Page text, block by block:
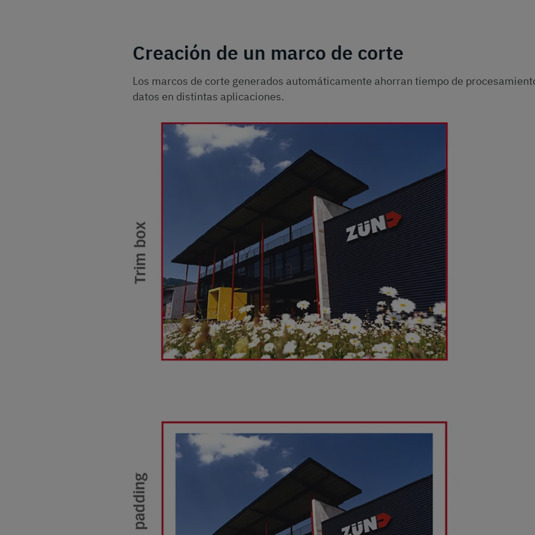
Creación de un marco de corte
Los marcos de corte generados automáticamente ahorran tiempo de
datos en distintas aplicaciones.